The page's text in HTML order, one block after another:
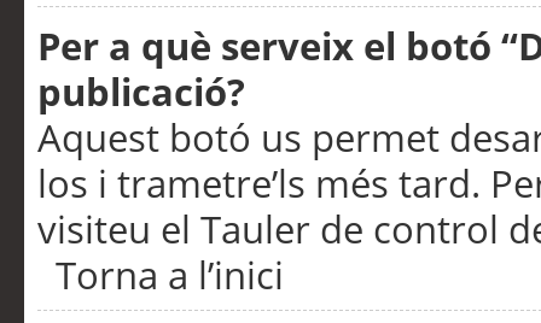
Per a què serveix el botó
publicació?
Aquest botó us permet
los i trametre’ls més tard.
visiteu el Tauler de control
Torna a l’inici